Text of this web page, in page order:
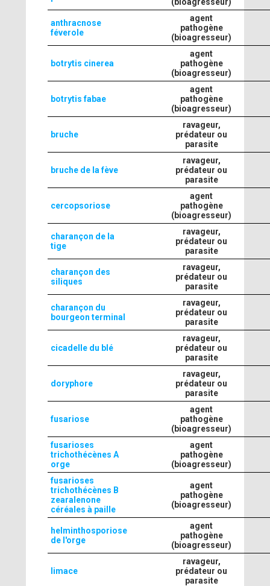
anthracnose
féverole
agent
pathogène
(bioagresseur)
botrytis cinerea
agent
pathogène
(bioagresseur)
botrytis fabae
agent
pathogène
(bioagresseur)
bruche
ravageur,
prédateur ou
parasite
bruche de la fève
ravageur,
prédateur ou
parasite
cercopsoriose
agent
pathogène
(bioagresseur)
charançon de la
tige
ravageur,
prédateur ou
parasite
charançon des
siliques
ravageur,
prédateur ou
parasite
charançon du
bourgeon terminal
ravageur,
prédateur ou
parasite
cicadelle du blé
ravageur,
prédateur ou
parasite
doryphore
ravageur,
prédateur ou
parasite
fusariose
agent
pathogène
(bioagresseur)
fusarioses
trichothécènes A
orge
agent
pathogène
(bioagresseur)
fusarioses
trichothécènes B
zearalenone
céréales à paille
agent
pathogène
(bioagresseur)
helminthosporiose
de l'orge
agent
pathogène
(bioagresseur)
limace
ravageur,
prédateur ou
parasite